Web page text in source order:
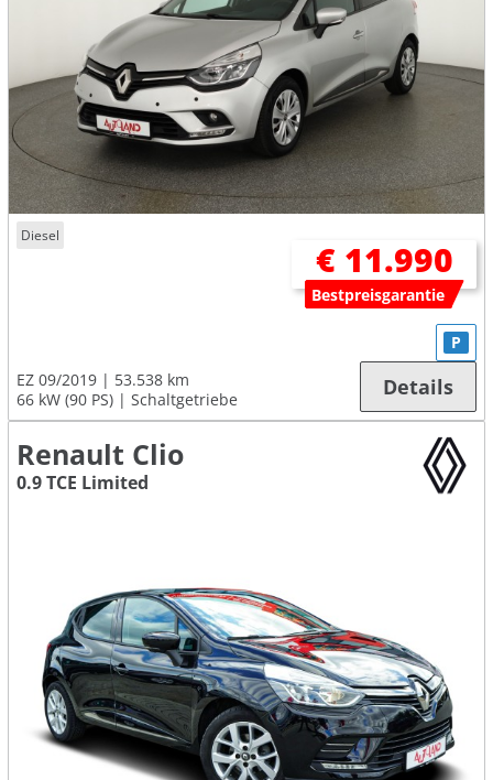
Diesel
€ 11.990
Bestpreisgarantie
EZ 09/2019
53.538 km
66 kW (90 PS)
Schaltgetriebe
P
Details
Renault Clio
0.9 TCE Limited